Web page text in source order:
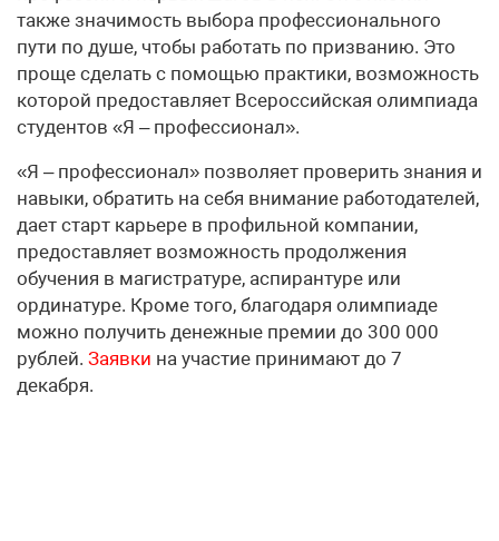
также значимость выбора профессионального
пути по душе, чтобы работать по призванию. Это
проще сделать с помощью практики, возможность
которой предоставляет Всероссийская олимпиада
студентов «Я – профессионал».
«Я – профессионал» позволяет проверить знания и
навыки, обратить на себя внимание работодателей,
дает старт карьере в профильной компании,
предоставляет возможность продолжения
обучения в магистратуре, аспирантуре или
ординатуре. Кроме того, благодаря олимпиаде
можно получить денежные премии до 300 000
рублей. Заявки на участие принимают до 7
декабря.